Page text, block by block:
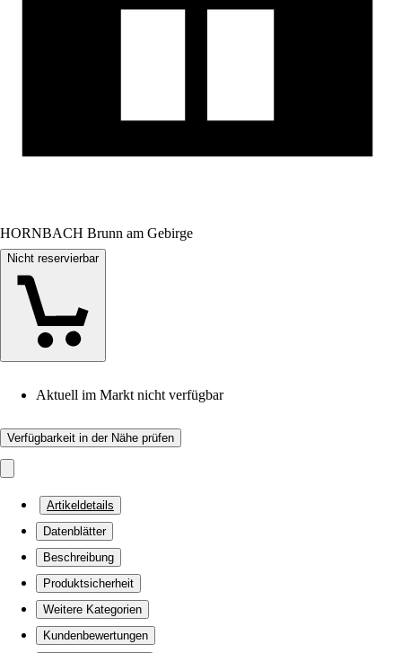
HORNBACH Brunn am Gebirge
Nicht reservierbar
Aktuell im Markt nicht verfügbar
Verfügbarkeit in der Nähe prüfen
Artikeldetails
Datenblätter
Beschreibung
Produktsicherheit
Weitere Kategorien
Kundenbewertungen